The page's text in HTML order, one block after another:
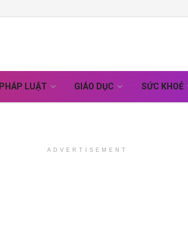
PHÁP LUẬT GIÁO DỤC SỨC KHOẺ
ADVERTISEMENT